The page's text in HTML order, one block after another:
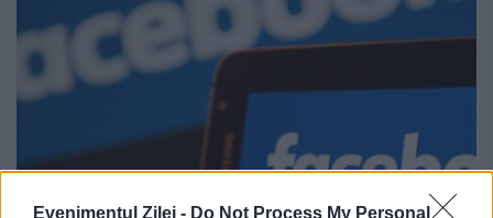
Evenimentul Zilei - Do Not Process My Personal